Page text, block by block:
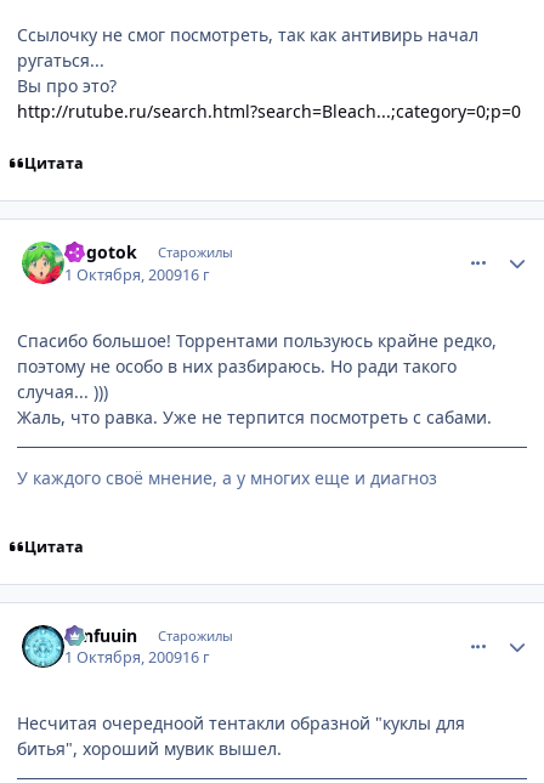
Ссылочку не смог посмотреть, так как антивирь начал
ругаться...
Вы про это?
http://rutube.ru/search.html?search=Bleach...;category=0;p=0
Цитата
Kogotok Старожилы
1 Октября, 200916 г
Спасибо большое! Торрентами пользуюсь крайне редко,
поэтому не особо в них разбираюсь. Но ради такого
случая... )))
Жаль, что равка. Уже не терпится посмотреть с сабами.
У каждого своё мнение, а у многих еще и диагноз
Цитата
Tenfuuin Старожилы
1 Октября, 200916 г
Несчитая очередноой тентакли образной "куклы для
битья", хороший мувик вышел.